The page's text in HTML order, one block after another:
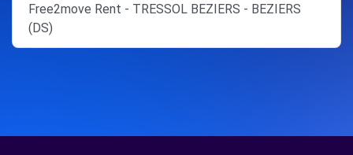
Free2move Rent - TRESSOL BEZIERS - BEZIERS
(DS)